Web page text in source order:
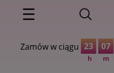
Zamów w ciągu 23
h
07
m